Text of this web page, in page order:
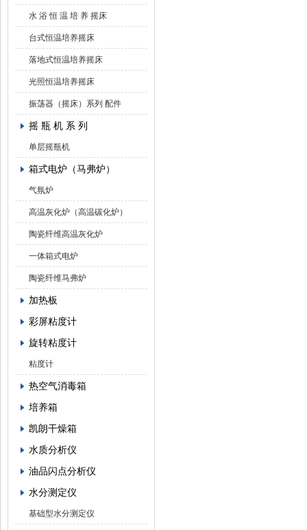
水 浴 恒 温 培 养 摇床
台式恒温培养摇床
落地式恒温培养摇床
光照恒温培养摇床
振荡器（摇床）系列 配件
摇 瓶 机 系 列
单层摇瓶机
箱式电炉（马弗炉）
气氛炉
高温灰化炉（高温碳化炉）
陶瓷纤维高温灰化炉
一体箱式电炉
陶瓷纤维马弗炉
加热板
彩屏粘度计
旋转粘度计
粘度计
热空气消毒箱
培养箱
凯朗干燥箱
水质分析仪
油品闪点分析仪
水分测定仪
基础型水分测定仪